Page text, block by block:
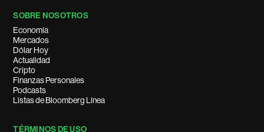
SOBRE NOSOTROS
Economía
Mercados
Dólar Hoy
Actualidad
Cripto
Finanzas Personales
Podcasts
Listas de Bloomberg Línea
TÉRMINOS DE USO